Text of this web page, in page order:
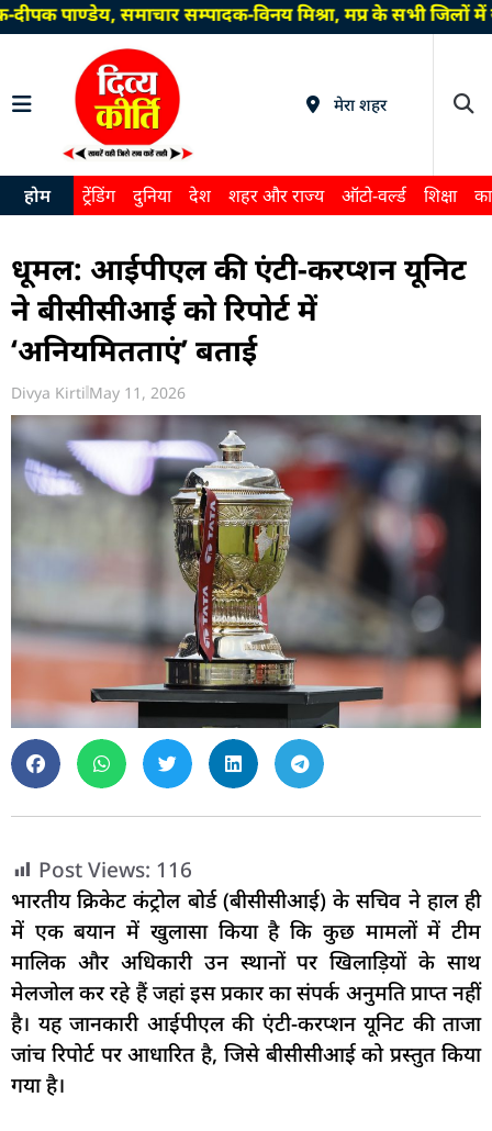
पाण्डेय, समाचार सम्पादक-विनय मिश्रा, मप्र के सभी
मेरा शहर
होम ट्रेंडिंग दुनिया देश शहर और राज्य ऑटो-वर्ल्ड शिक्षा
धूमल: आईपीएल की एंटी-करप्शन यूनिट
ने बीसीसीआई को रिपोर्ट में
‘अनियमितताएं’ बताई
Divya Kirti May 11, 2026
Post Views: 116
भारतीय क्रिकेट कंट्रोल बोर्ड (बीसीसीआई) के सचिव ने हाल ही
में एक बयान में खुलासा किया है कि कुछ मामलों में टीम
मालिक और अधिकारी उन स्थानों पर खिलाड़ियों के साथ
मेलजोल कर रहे हैं जहां इस प्रकार का संपर्क अनुमति प्राप्त नहीं
है। यह जानकारी आईपीएल की एंटी-करप्शन यूनिट की ताजा
जांच रिपोर्ट पर आधारित है, जिसे बीसीसीआई को प्रस्तुत किया
गया है।